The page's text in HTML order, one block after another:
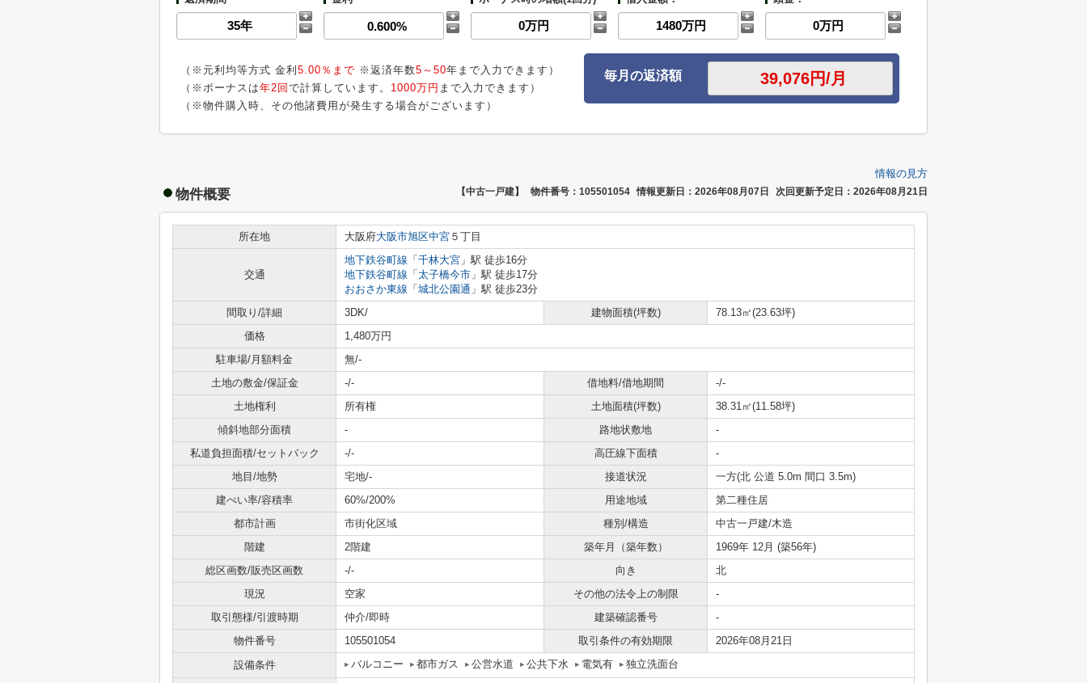
（※元利均等方式 金利 5.00％まで ※返済年数5～50年まで入力できます）
（※ボーナスは年2回 で計算しています。 1000万円 まで入力できます）
（※物件購入時、その他諸費用が発生する場合がございます）
毎月の返済額
情報の見方
物件概要 【中古一戸建】 物件番号：105501054 情報更新日：2026年08月07日 次回更新予定日：2026年08月21日
所在地 大阪府大阪市旭区中宮 ５丁目
交通
地下鉄谷町線 「 千林大宮 」駅 徒歩16分
地下鉄谷町線 「 太子橋今市 」駅 徒歩17分
おおさか東線 「 城北公園通 」駅 徒歩23分
間取り/詳細
3DK/ 建物面積(坪数)
78.13㎡(23.63坪)
価格
1,480万円
駐車場/月額料金
無/-
土地の敷金/保証金
-/- 借地料/借地期間
-/-
土地権利
所有権 土地面積(坪数)
38.31㎡(11.58坪)
傾斜地部分面積
- 路地状敷地
-
私道負担面積/セットバック
-/- 高圧線下面積
-
地目/地勢
宅地/- 接道状況
一方(北 公道 5.0m 間口 3.5m)
建ぺい率/容積率
60%/200% 用途地域
第二種住居
都市計画
市街化区域 種別/構造
中古一戸建/木造
階建
2階建 築年月（築年数）
1969年 12月 (築56年)
総区画数/販売区画数
-/- 向き
北
現況
空家 その他の法令上の制限
-
取引態様/引渡時期
仲介/即時 建築確認番号
-
物件番号
105501054 取引条件の有効期限
2026年08月21日
設備条件
バルコニー 都市ガス 公営水道 公共下水 電気有 独立洗面台